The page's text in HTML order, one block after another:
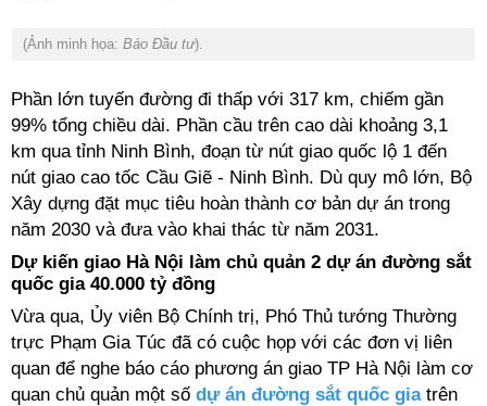
(Ảnh minh họa: Báo Đầu tư).
Phần lớn tuyến đường đi thấp với 317 km, chiếm gần
99% tổng chiều dài. Phần cầu trên cao dài khoảng 3,1
km qua tỉnh Ninh Bình, đoạn từ nút giao quốc lộ 1 đến
nút giao cao tốc Cầu Giẽ - Ninh Bình. Dù quy mô lớn, Bộ
Xây dựng đặt mục tiêu hoàn thành cơ bản dự án trong
năm 2030 và đưa vào khai thác từ năm 2031.
Dự kiến giao Hà Nội làm chủ quản 2 dự án đường sắt
quốc gia 40.000 tỷ đồng
Vừa qua, Ủy viên Bộ Chính trị, Phó Thủ tướng Thường
trực Phạm Gia Túc đã có cuộc họp với các đơn vị liên
quan để nghe báo cáo phương án giao TP Hà Nội làm cơ
quan chủ quản một số dự án đường sắt quốc gia trên